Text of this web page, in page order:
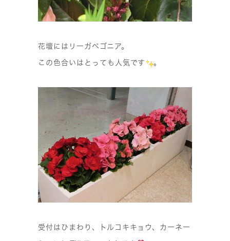
花壇にはリーガベゴニア。
この色合いはとっても人気です 。
受付はひまわり、トルコキキョウ、カーネー